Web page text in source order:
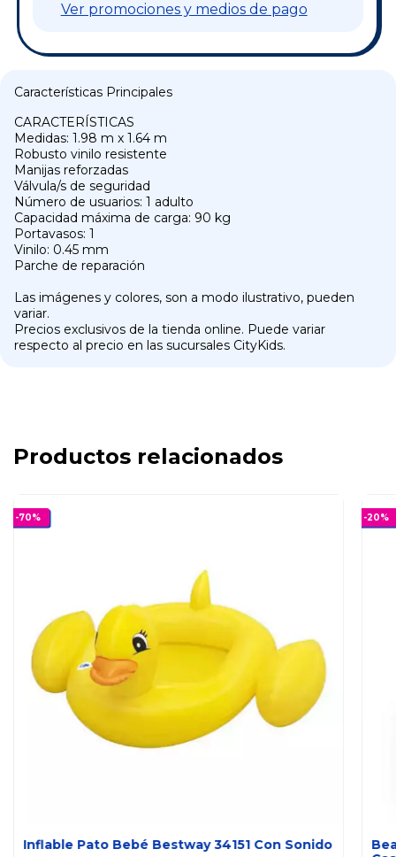
Ver promociones y medios de pago
Características Principales
CARACTERÍSTICAS
Medidas: 1.98 m x 1.64 m
Robusto vinilo resistente
Manijas reforzadas
Válvula/s de seguridad
Número de usuarios: 1 adulto
Capacidad máxima de carga: 90 kg
Portavasos: 1
Vinilo: 0.45 mm
Parche de reparación
Las imágenes y colores, son a modo ilustrativo, pueden
variar.
Precios exclusivos de la tienda online. Puede variar
respecto al precio en las sucursales CityKids.
Productos relacionados
-70%
Inflable Pato Bebé Bestway 34151 Con Sonido
-20%